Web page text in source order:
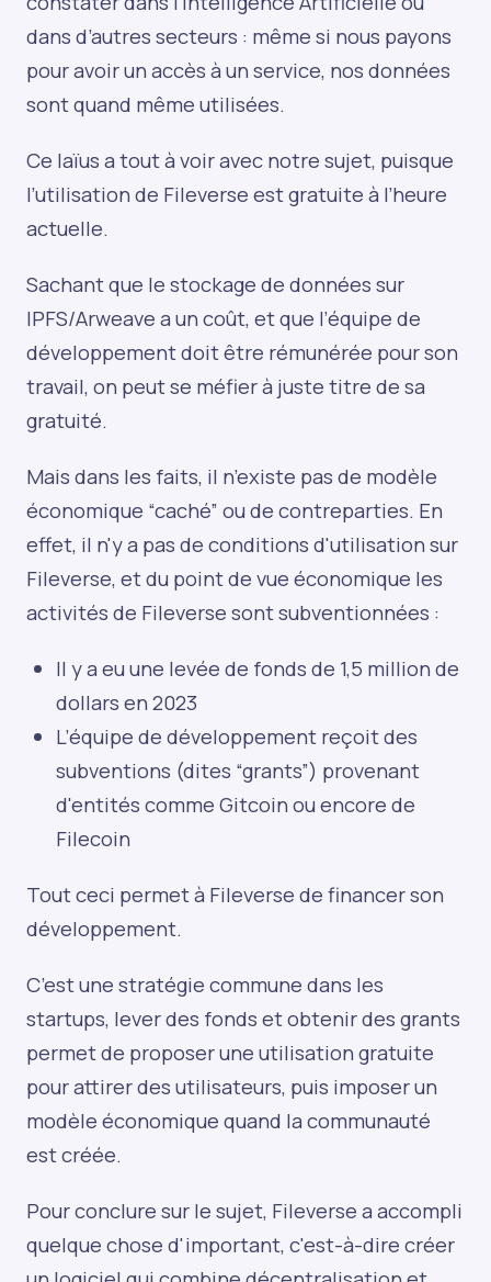
dans d’autres secteurs : même si nous payons
pour avoir un accès à un service, nos données
sont quand même utilisées.
Ce laïus a tout à voir avec notre sujet, puisque
l’utilisation de Fileverse est gratuite à l’heure
actuelle.
Sachant que le stockage de données sur
IPFS/Arweave a un coût, et que l’équipe de
développement doit être rémunérée pour son
travail, on peut se méfier à juste titre de sa
gratuité.
Mais dans les faits, il n’existe pas de modèle
économique “caché” ou de contreparties. En
effet, il n'y a pas de conditions d'utilisation sur
Fileverse, et du point de vue économique les
activités de Fileverse sont subventionnées :
Il y a eu une levée de fonds de 1,5 million de
dollars en 2023
L’équipe de développement reçoit des
subventions (dites “grants”) provenant
d'entités comme Gitcoin ou encore de
Filecoin
Tout ceci permet à Fileverse de financer son
développement.
C’est une stratégie commune dans les
startups, lever des fonds et obtenir des grants
permet de proposer une utilisation gratuite
pour attirer des utilisateurs, puis imposer un
modèle économique quand la communauté
est créée.
Pour conclure sur le sujet, Fileverse a accompli
quelque chose d'important, c'est-à-dire créer